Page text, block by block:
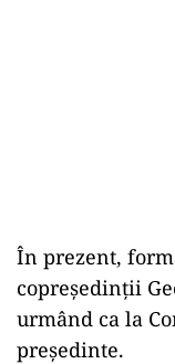
În prezent,
copreşedinţii
urmând ca la
preşedinte.